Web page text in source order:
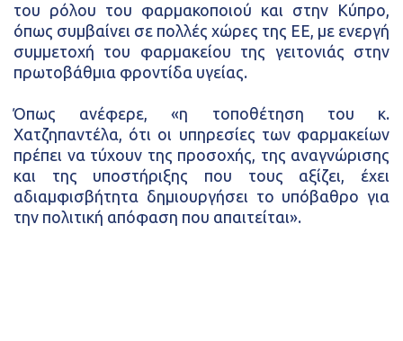
του ρόλου του φαρμακοποιού και στην Κύπρο,
όπως συμβαίνει σε πολλές χώρες της ΕΕ, με ενεργή
συμμετοχή του φαρμακείου της γειτονιάς στην
πρωτοβάθμια φροντίδα υγείας.
Όπως ανέφερε, «η τοποθέτηση του κ.
Χατζηπαντέλα, ότι οι υπηρεσίες των φαρμακείων
πρέπει να τύχουν της προσοχής, της αναγνώρισης
και της υποστήριξης που τους αξίζει, έχει
αδιαμφισβήτητα δημιουργήσει το υπόβαθρο για
την πολιτική απόφαση που απαιτείται».